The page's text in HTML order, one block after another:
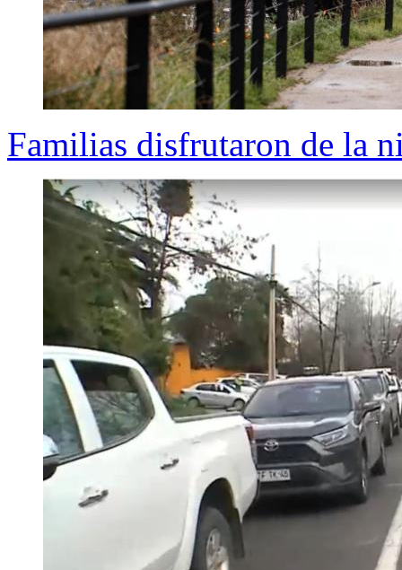
Familias disfrutaron de la